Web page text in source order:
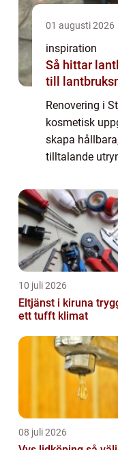
01 augusti 2026
inspiration
Så hittar
till
Renovering i
kosmetisk
skapa
tilltalande
10 juli 2026
Eltjänst i kiruna trygg el i
ett tufft klimat
08 juli 2026